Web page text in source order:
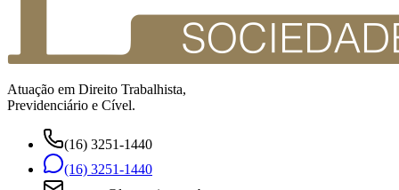
Atuação em Direito Trabalhista,
Previdenciário e Cível.
(16) 3251-1440
(16) 3251-1440